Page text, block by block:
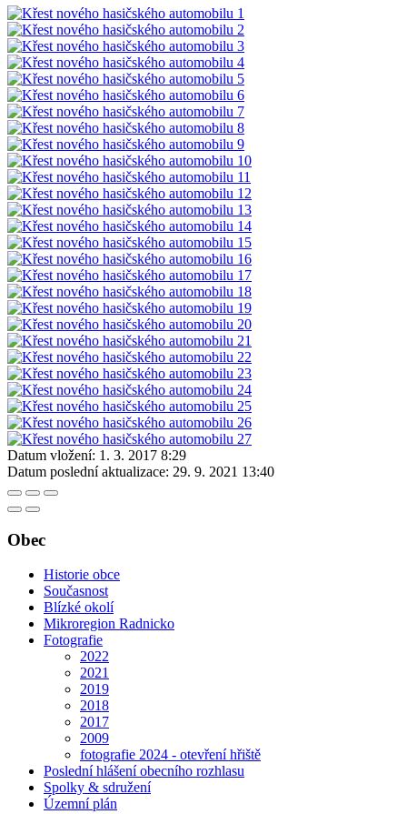
Datum vložení: 1. 3. 2017 8:29
Datum poslední aktualizace: 29. 9. 2021 13:40
Obec
Historie obce
Současnost
Blízké okolí
Mikroregion Radnicko
Fotografie
2022
2021
2019
2018
2017
2009
fotografie 2024 - otevření hřiště
Poslední hlášení obecního rozhlasu
Spolky & sdružení
Územní plán